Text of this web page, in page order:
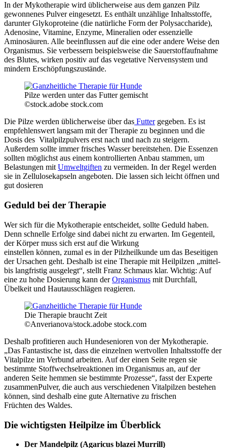
In der Mykotherapie wird üblicherweise aus dem ganzen Pilz
gewonnenes Pulver eingesetzt. Es enthält unzählige Inhaltsstoffe,
darunter Glykoproteine (die natürliche Form der Polysaccharide),
Adenosine, Vitamine, Enzyme, Mineralien oder essenzielle
Aminosäuren. Alle beeinflussen auf die eine oder andere Weise den
Organismus. Sie verbessern beispielsweise die Sauerstoffaufnahme
des Blutes, wirken positiv auf das vegetative Nervensystem und
mindern Erschöpfungszustände.
Pilze werden unter das Futter gemischt
©stock.adobe stock.com
Die Pilze werden üblicherweise über das Futtergegeben. Es ist
empfehlenswert langsam mit der Therapie zu beginnen und die
Dosis des Vitalpilzpulvers erst nach und nach zu steigern.
Außerdem sollte immer frisches Wasser bereitstehen. Die Essenzen
sollten möglichst aus einem kontrollierten Anbau stammen, um
Belastungen mitUmweltgiften zu vermeiden. In der Regel werden
sie in Zellulosekapseln angeboten. Die lassen sich leicht öffnen und
gut dosieren
Geduld bei der Therapie
Wer sich für die Mykotherapie entscheidet, sollte Geduld haben.
Denn schnelle Erfolge sind dabei nicht zu erwarten. Im Gegenteil,
der Körper muss sich erst auf die Wirkung
einstellen können, zumal es in der Pilzheilkunde um das Beseitigen
der Ursachen geht. Deshalb ist eine Therapie mit Heilpilzen „mittel-
bis langfristig ausgelegt“, stellt Franz Schmaus klar. Wichtig: Auf
eine zu hohe Dosierung kann derOrganismus mit Durchfall,
Übelkeit und Hautausschlägen reagieren.
Die Therapie braucht Zeit
©Anverianova/stock.adobe stock.com
Deshalb profitieren auch Hundesenioren von der Mykotherapie.
„Das Fantastische ist, dass die einzelnen wertvollen Inhaltsstoffe der
Vitalpilze im Verbund arbeiten. Auf der einen Seite regen sie
bestimmte Stoffwechselreaktionen im Organismus an, auf der
anderen Seite hemmen sie bestimmte Prozesse“, fasst der Experte
zusammenPulver, die auch aus verschiedenen Vitalpilzen bestehen
können, sind deshalb eine gute Alternative zu frischen
Früchten des Waldes.
Die wichtigsten Heilpilze im Überblick
Der Mandelpilz (Agaricus blazei Murrill)